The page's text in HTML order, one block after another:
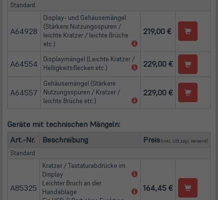
Standard
A64928
Display- und Gehäusemängel
(Stärkere Nutzungsspuren /
leichte Kratzer / leichte Brüche
etc.)
(öffnet
neuem
Tab)
219,00 €
A64554
Displaymängel (Leichte Kratzer /
Helligkeitsflecken etc.)
(öffnet
Tab)
229,00 €
A64557
Gehäusemängel (Stärkere
Nutzungsspuren / Kratzer /
leichte Brüche etc.)
(öffnet
229,00 €
Geräte mit technischen Mängeln:
Art.-Nr.
Beschreibung Preis(inkl. USt zzgl. Versand)
Standard
A85325
Kratzer / Tastaturabdrücke im
Display
(öffnet
neuem
Leichter Bruch an der
Handablage
(öffnet
164,45 €